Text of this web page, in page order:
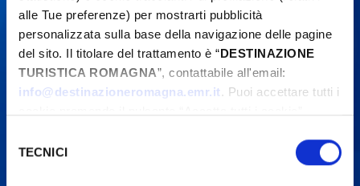
alle Tue preferenze) per mostrarti pubblicità
personalizzata sulla base della navigazione delle pagine
del sito. Il titolare del trattamento è “DESTINAZIONE
TURISTICA ROMAGNA”, contattabile all'email:
info@destinazioneromagna.emr.it. Puoi accettare tutti i
gestire le tue preferenze facendo clic su “Personalizza”.
Qualora acconsenti a tutti i cookie i Tuoi dati potranno
delTECNICI